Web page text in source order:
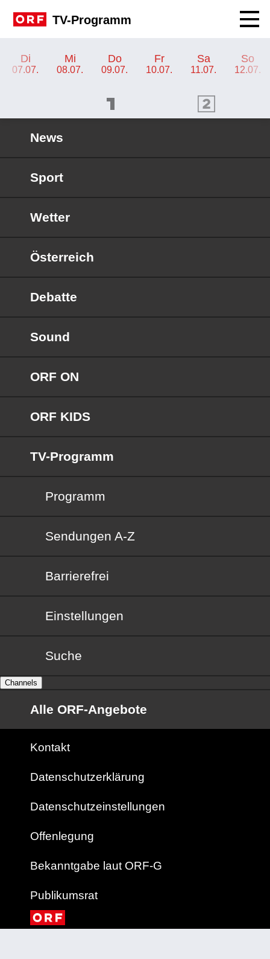
TV-Programm
Di
07.07.
Mi
08.07.
Do
09.07.
Fr
10.07.
Sa
11.07.
So
12.07.
ORF 2 Programm
News
Sport
Wetter
Österreich
Debatte
Sound
ORF ON
ORF KIDS
TV-Programm
Programm
Sendungen von A bis Z
Sendungen A-Z
Barrierefrei
Barrierefrei
Einstellungen
Suche
Channels
Alle ORF-Angebote
Kontakt
Datenschutzerklärung
Datenschutzeinstellungen
Offenlegung
Bekanntgabe laut ORF-G
Publikumsrat